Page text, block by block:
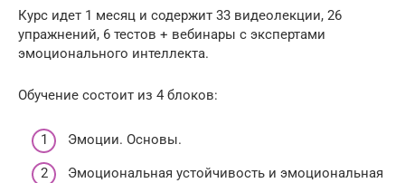
Курс идет 1 месяц и содержит 33 видеолекции, 26
упражнений, 6 тестов + вебинары с экспертами
эмоционального интеллекта.
Обучение состоит из 4 блоков:
Эмоции. Основы.
Эмоциональная устойчивость и эмоциональная